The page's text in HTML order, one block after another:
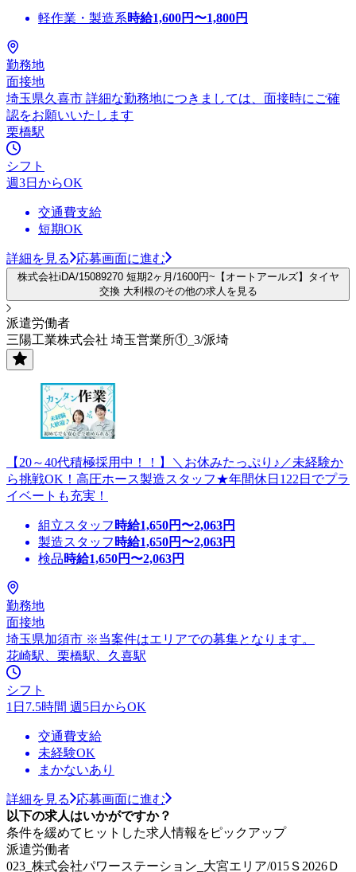
軽作業・製造系時給1,600円〜1,800円
勤務地
面接地
埼玉県久喜市 詳細な勤務地につきましては、面接時にご確
認をお願いいたします
栗橋駅
シフト
週3日からOK
交通費支給
短期OK
詳細を見る 応募画面に進む
株式会社iDA/15089270 短期2ヶ月/1600円~【オートアールズ】タイヤ
交換 大利根のその他の求人を見る
派遣労働者
三陽工業株式会社 埼玉営業所①_3/派埼
【20～40代積極採用中！！】＼お休みたっぷり♪／未経験か
ら挑戦OK！高圧ホース製造スタッフ★年間休日122日でプラ
イベートも充実！
組立スタッフ 時給1,650円〜2,063円
製造スタッフ 時給1,650円〜2,063円
検品時給1,650円〜2,063円
勤務地
面接地
埼玉県加須市 ※当案件はエリアでの募集となります。
花崎駅、栗橋駅、久喜駅
シフト
1日7.5時間 週5日からOK
交通費支給
未経験OK
まかないあり
詳細を見る
応募画面に進む
以下の求人はいかがですか？
条件を緩めてヒットした求人情報をピックアップ
派遣労働者
023_株式会社パワーステーション_大宮エリア/015Ｓ2026Ｄ